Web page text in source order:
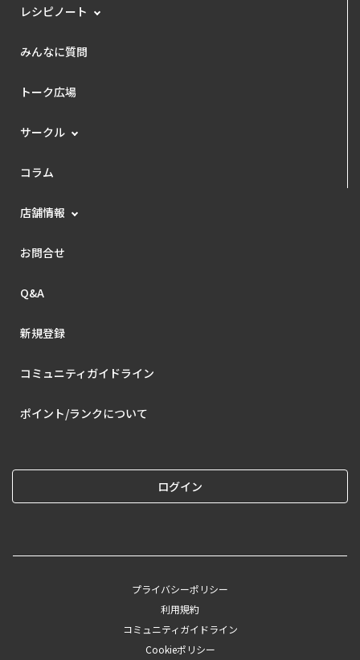
レシピノート
みんなに質問
トーク広場
サークル
コラム
店舗情報
お問合せ
Q&A
新規登録
コミュニティガイドライン
ポイント/ランクについて
ログイン
プライバシーポリシー
利用規約
コミュニティガイドライン
Cookieポリシー